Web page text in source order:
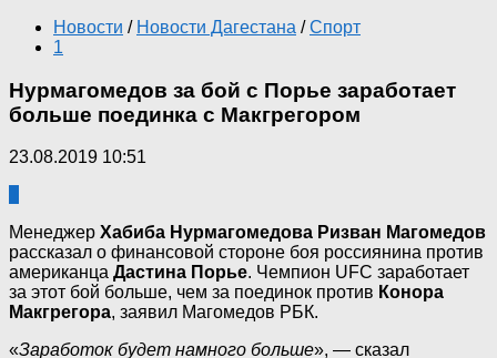
Новости / Новости Дагестана / Спорт
1
Нурмагомедов за бой с Порье заработает
больше поединка с Макгрегором
23.08.2019 10:51
Менеджер Хабиба Нурмагомедова Ризван Магомедов
рассказал о финансовой стороне боя россиянина против
американца Дастина Порье. Чемпион UFC заработает
за этот бой больше, чем за поединок против Конора
Макгрегора, заявил Магомедов РБК.
«Заработок будет намного больше», — сказал